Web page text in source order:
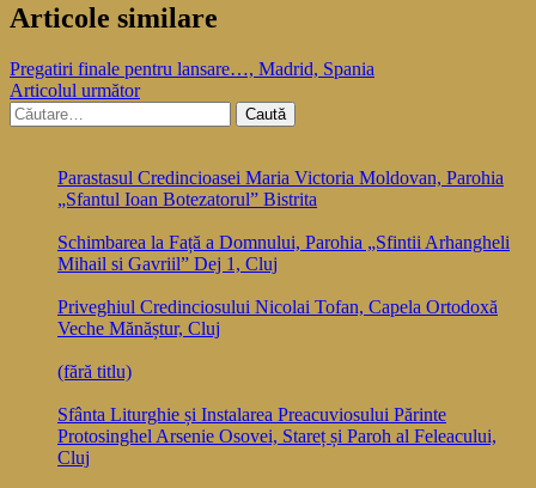
Articole similare
Navigare
în
articole
Pregatiri finale pentru lansare…, Madrid, Spania
Articolul următor
Caută
după:
Parastasul Credincioasei Maria Victoria Moldovan, Parohia
„Sfantul Ioan Botezatorul” Bistrita
Schimbarea la Față a Domnului, Parohia „Sfintii Arhangheli
Mihail si Gavriil” Dej 1, Cluj
Priveghiul Credinciosului Nicolai Tofan, Capela Ortodoxă
Veche Mănăștur, Cluj
(fără titlu)
Sfânta Liturghie și Instalarea Preacuviosului Părinte
Protosinghel Arsenie Osovei, Stareț și Paroh al Feleacului,
Cluj